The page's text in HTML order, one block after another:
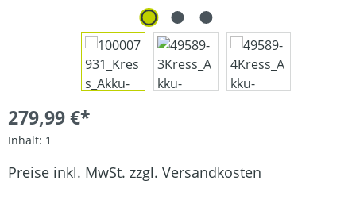
279,99 €*
Inhalt: 1
Preise inkl. MwSt. zzgl. Versandkosten